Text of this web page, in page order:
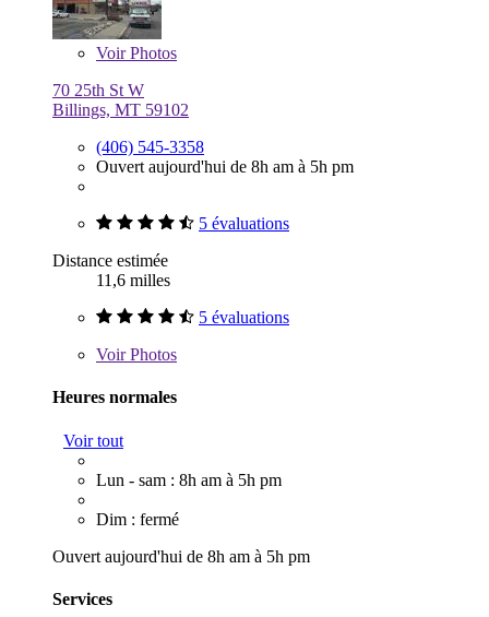
VoirPhotos
70 25th St W
Billings, MT 59102
(406) 545-3358
Ouvert aujourd'hui de 8h am à 5h pm
5 évaluations
Distance estimée
11,6 milles
5 évaluations
VoirPhotos
Heures normales
Voir tout
Lun - sam : 8h am à 5h pm
Dim : fermé
Ouvert aujourd'hui de 8h am à 5h pm
Services